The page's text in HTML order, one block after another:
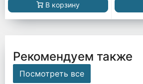
В корзину
Рекомендуем также
Посмотреть все